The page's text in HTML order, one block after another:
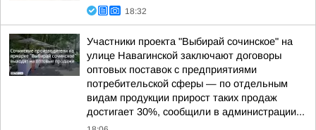
18:32
Участники проекта "Выбирай сочинское" на
улице Навагинской заключают договоры
оптовых поставок с предприятиями
потребительской сферы — по отдельным
видам продукции прирост таких продаж
достигает 30%, сообщили в администрации...